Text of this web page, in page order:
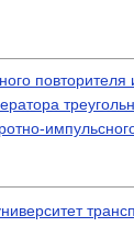
повторителя